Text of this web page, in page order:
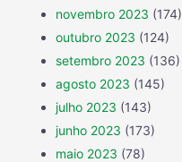
novembro 2023 (174)
outubro 2023 (124)
setembro 2023 (136)
agosto 2023 (145)
julho 2023 (143)
junho 2023 (173)
maio 2023 (78)